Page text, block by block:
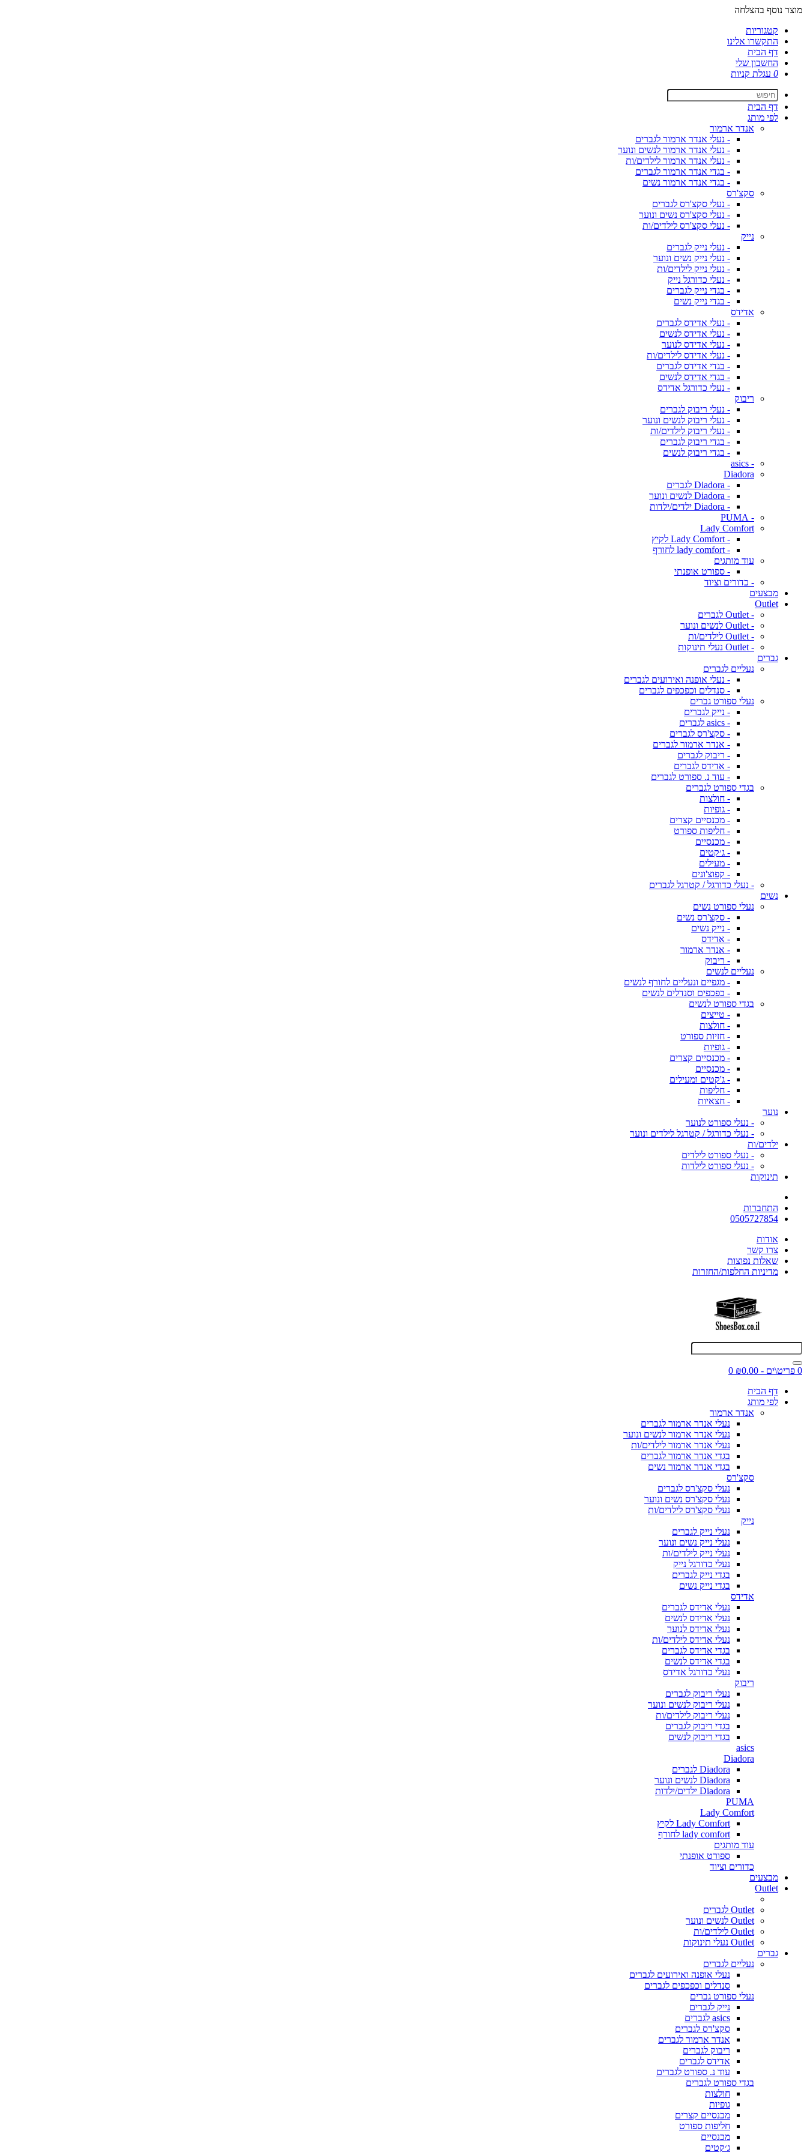
מוצר נוסף בהצלחה
קטגוריות
התקשרו אלינו
דף הבית
החשבון שלי
0 עגלת קניות
דף הבית
לפי מותג
אנדר ארמור
- נעלי אנדר ארמור לגברים
- נעלי אנדר ארמור לנשים ונוער
- נעלי אנדר ארמור לילדים/ות
- בגדי אנדר ארמור לגברים
- בגדי אנדר ארמור נשים
סקצ'רס
- נעלי סקצ'רס לגברים
- נעלי סקצ'רס נשים ונוער
- נעלי סקצ'רס לילדים/ות
נייק
- נעלי נייק לגברים
- נעלי נייק נשים ונוער
- נעלי נייק לילדים/ות
- נעלי כדורגל נייק
- בגדי נייק לגברים
- בגדי נייק נשים
אדידס
- נעלי אדידס לגברים
- נעלי אדידס לנשים
- נעלי אדידס לנוער
- נעלי אדידס לילדים/ות
- בגדי אדידס לגברים
- בגדי אדידס לנשים
- נעלי כדורגל אדידס
ריבוק
- נעלי ריבוק לגברים
- נעלי ריבוק לנשים ונוער
- נעלי ריבוק לילדים/ות
- בגדי ריבוק לגברים
- בגדי ריבוק לנשים
- asics
Diadora
- Diadora לגברים
- Diadora לנשים ונוער
- Diadora ילדים/ילדות
- PUMA
Lady Comfort
- Lady Comfort לקיץ
- lady comfort לחורף
עוד מותגים
- ספורט אופנתי
- כדורים וציוד
מבצעים
Outlet
- Outlet לגברים
- Outlet לנשים ונוער
- Outlet לילדים/ות
- Outlet נעלי תינוקות
גברים
נעליים לגברים
- נעלי אופנה ואירועים לגברים
- סנדלים וכפכפים לגברים
נעלי ספורט גברים
- נייק לגברים
- asics לגברים
- סקצ'רס לגברים
- אנדר ארמור לגברים
- ריבוק לגברים
- אדידס לגברים
- עוד נ. ספורט לגברים
בגדי ספורט לגברים
- חולצות
- גופיות
- מכנסיים קצרים
- חליפות ספורט
- מכנסיים
- ג׳קטים
- מעילים
- קפוצ'ונים
- נעלי כדורגל / קטרגל לגברים
נשים
נעלי ספורט נשים
- סקצ'רס נשים
- נייק נשים
- אדידס
- אנדר ארמור
- ריבוק
נעליים לנשים
- מגפיים ונעליים לחורף לנשים
- כפכפים וסנדלים לנשים
בגדי ספורט לנשים
- טייצים
- חולצות
- חזיות ספורט
- גופיות
- מכנסיים קצרים
- מכנסיים
- ג'קטים ומעילים
- חליפות
- חצאיות
נוער
- נעלי ספורט לנוער
- נעלי כדורגל / קטרגל לילדים ונוער
ילדים/ות
- נעלי ספורט לילדים
- נעלי ספורט לילדות
תינוקות
התחברות
0505727854
אודות
צרו קשר
שאלות נפוצות
מדיניות החלפות/החזרות
0 פריט\ים - ₪0.00
0
דף הבית
לפי מותג
אנדר ארמור
נעלי אנדר ארמור לגברים
נעלי אנדר ארמור לנשים ונוער
נעלי אנדר ארמור לילדים/ות
בגדי אנדר ארמור לגברים
בגדי אנדר ארמור נשים
סקצ'רס
נעלי סקצ'רס לגברים
נעלי סקצ'רס נשים ונוער
נעלי סקצ'רס לילדים/ות
נייק
נעלי נייק לגברים
נעלי נייק נשים ונוער
נעלי נייק לילדים/ות
נעלי כדורגל נייק
בגדי נייק לגברים
בגדי נייק נשים
אדידס
נעלי אדידס לגברים
נעלי אדידס לנשים
נעלי אדידס לנוער
נעלי אדידס לילדים/ות
בגדי אדידס לגברים
בגדי אדידס לנשים
נעלי כדורגל אדידס
ריבוק
נעלי ריבוק לגברים
נעלי ריבוק לנשים ונוער
נעלי ריבוק לילדים/ות
בגדי ריבוק לגברים
בגדי ריבוק לנשים
asics
Diadora
Diadora לגברים
Diadora לנשים ונוער
Diadora ילדים/ילדות
PUMA
Lady Comfort
Lady Comfort לקיץ
lady comfort לחורף
עוד מותגים
ספורט אופנתי
כדורים וציוד
מבצעים
Outlet
Outlet לגברים
Outlet לנשים ונוער
Outlet לילדים/ות
Outlet נעלי תינוקות
גברים
נעליים לגברים
נעלי אופנה ואירועים לגברים
סנדלים וכפכפים לגברים
נעלי ספורט גברים
נייק לגברים
asics לגברים
סקצ'רס לגברים
אנדר ארמור לגברים
ריבוק לגברים
אדידס לגברים
עוד נ. ספורט לגברים
בגדי ספורט לגברים
חולצות
גופיות
מכנסיים קצרים
חליפות ספורט
מכנסיים
ג׳קטים